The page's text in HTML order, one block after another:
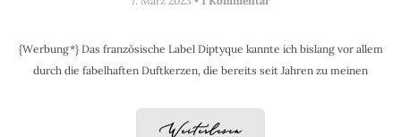
{Werbung*} Das französische Label Diptyque kannte ich bislang vor allem
durch die fabelhaften Duftkerzen, die bereits seit Jahren zu meinen
Weiterlesen